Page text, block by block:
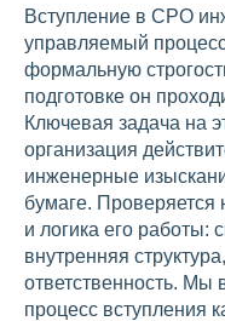
Вступление в СРО
управляемый
формальную
подготовке он
Ключевая задача на
организация
инженерные
бумаге. Проверяется
и логика его работы:
внутренняя
ответственность.
процесс вступления